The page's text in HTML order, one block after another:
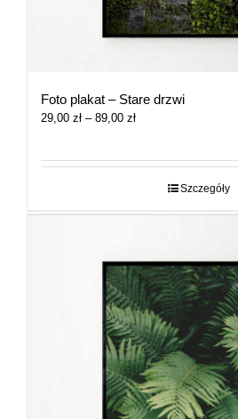
Foto plakat – Stare drzwi
29,00 zł – 89,00 złZakres
29,00 zł
Szczegóły